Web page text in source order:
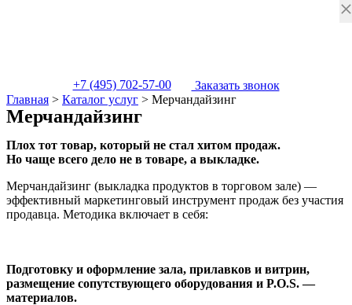
+7 (495) 702-57-00
Заказать звонок
Главная > Каталог услуг > Мерчандайзинг
Мерчандайзинг
Плох тот товар, который не стал хитом продаж.
Но чаще всего дело не в товаре, а выкладке.
Мерчандайзинг (выкладка продуктов в торговом зале) —
эффективный маркетинговый инструмент продаж без участия
продавца. Методика включает в себя:
Подготовку и оформление зала, прилавков и витрин,
размещение сопутствующего оборудования и P.O.S. —
материалов.
×
×
×